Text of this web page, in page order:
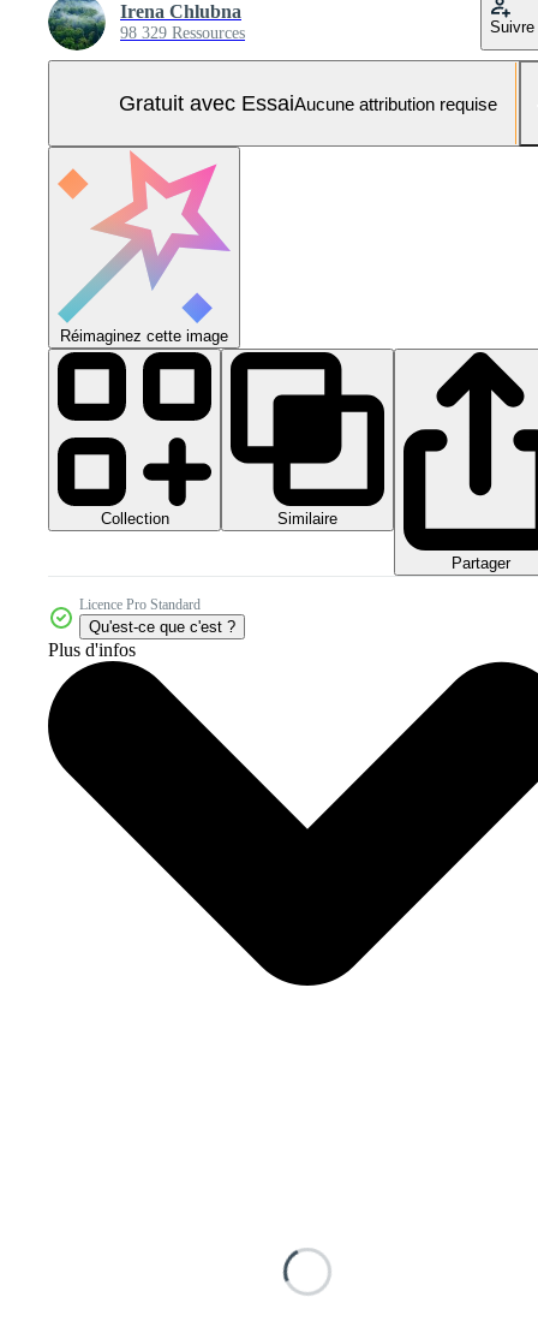
Irena Chlubna
98 329 Ressources Suivre
Gratuit avec EssaiAucune attribution requise
Réimaginez cette image
Collection Similaire
Partager
Licence Pro Standard
Qu'est-ce que c'est ?
Plus d'infos